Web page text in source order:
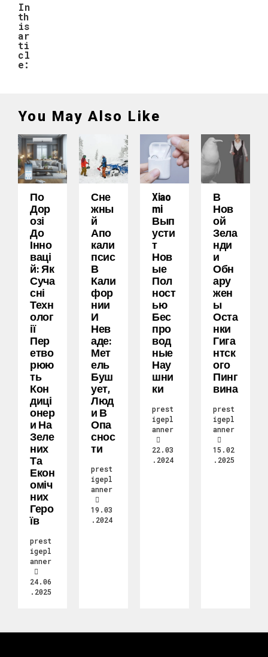
In
th
is
ar
ti
cl
e:
You May Also Like
По
Дор
Озі
До
Інно
Ваці
Й: Як
Суча
Сні
Техн
Олог
Ії
Пер
Етво
Рюю
Ть
Кон
Диці
Онер
И На
Зеле
Них
Та
Екон
Оміч
Них
Геро
Їв
prest
igepl
anner
24.06
.2025
Сне
Жны
Й
Апо
Кали
Псис
В
Кали
Фор
Нии
И
Нев
Аде:
Мет
Ель
Буш
Ует,
Люд
И В
Опа
Снос
Ти
prest
igepl
anner
19.03
.2024
Xiao
Mi
Вып
Усти
Т
Нов
Ые
Пол
Ност
Ью
Бес
Про
Вод
Ные
Нау
Шни
Ки
prest
igepl
anner
22.03
.2024
В
Нов
Ой
Зела
Нди
И
Обн
Ару
Жен
Ы
Оста
Нки
Гига
Нтск
Ого
Пинг
Вина
prest
igepl
anner
15.02
.2025